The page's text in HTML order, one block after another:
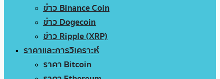
ข่าว Binance Coin
ข่าว Dogecoin
ข่าว Ripple (XRP)
ราคาและการวิเคราะห์
ราคา Bitcoin